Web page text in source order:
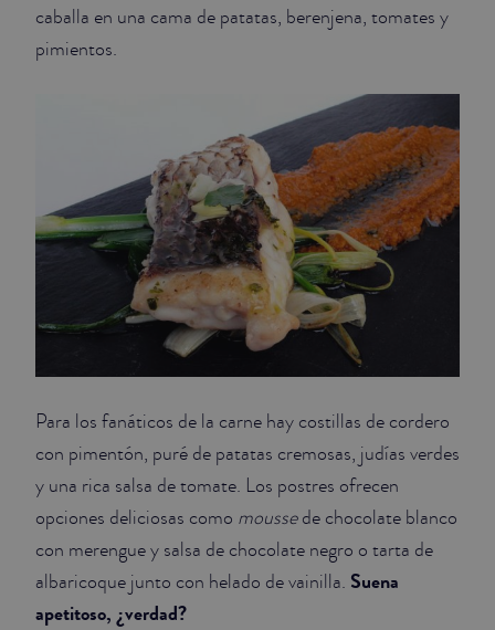
caballa en una cama de patatas, berenjena, tomates y
pimientos.
Para los fanáticos de la carne hay costillas de cordero
con pimentón, puré de patatas cremosas, judías verdes
y una rica salsa de tomate. Los postres ofrecen
opciones deliciosas como moussede chocolate blanco
con merengue y salsa de chocolate negro o tarta de
albaricoque junto con helado de vainilla. Suena
apetitoso, ¿verdad?